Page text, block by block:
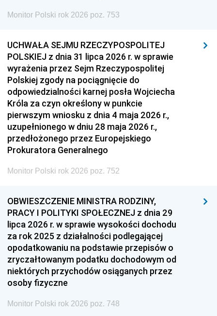
Monitor Polski rok 2026 poz. 753
UCHWAŁA SEJMU RZECZYPOSPOLITEJ
POLSKIEJ z dnia 31 lipca 2026 r. w sprawie
wyrażenia przez Sejm Rzeczypospolitej
Polskiej zgody na pociągnięcie do
odpowiedzialności karnej posła Wojciecha
Króla za czyn określony w punkcie
pierwszym wniosku z dnia 4 maja 2026 r.,
uzupełnionego w dniu 28 maja 2026 r.,
przedłożonego przez Europejskiego
Prokuratora Generalnego
Monitor Polski rok 2026 poz. 752
OBWIESZCZENIE MINISTRA RODZINY,
PRACY I POLITYKI SPOŁECZNEJ z dnia 29
lipca 2026 r. w sprawie wysokości dochodu
za rok 2025 z działalności podlegającej
opodatkowaniu na podstawie przepisów o
zryczałtowanym podatku dochodowym od
niektórych przychodów osiąganych przez
osoby fizyczne
Monitor Polski rok 2026 poz. 748